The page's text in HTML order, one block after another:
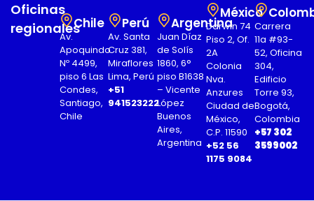
Oficinas
regionalesChile
Av.
Apoquindo
Nº 4499,
piso 6 Las
Condes,
Santiago,
Chile
Perú
Av. Santa
Cruz 381,
Miraflores
Lima, Perú
+51
941523222
Argentina
Juan Díaz
de Solís
1860, 6°
piso B1638
– Vicente
López
Buenos
Aires,
Argentina
México
Darwin 74
Piso 2, Of.
2A
Colonia
Nva.
Anzures
Ciudad de
México,
C.P. 11590
+52 56
1175 9084
Carrera
11a #93-
52, Oficina
304,
Edificio
Torre 93,
Bogotá,
Colombia
+57 302
3599002